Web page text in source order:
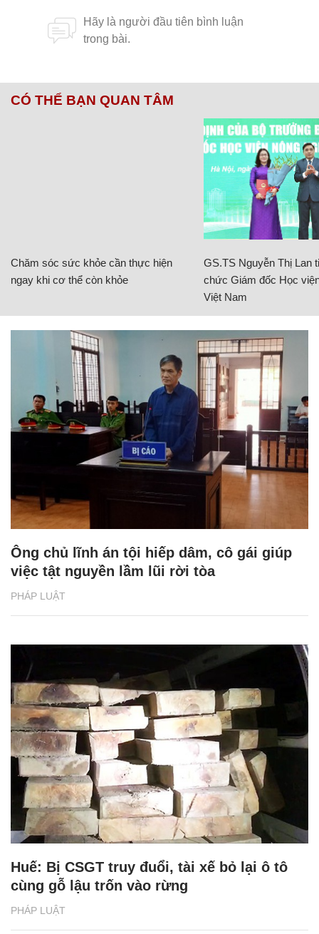
CÓ THỂ BẠN QUAN TÂM
Chăm sóc sức khỏe cần thực hiện
ngay khi cơ thể còn khỏe
GS.TS Nguyễn Thị Lan
chức Giám đốc Học
Việt Nam
PHÁP LUẬT
Ông chủ lĩnh án tội hiếp dâm, cô gái giúp
việc tật nguyền lầm lũi rời tòa
PHÁP LUẬT
Huế: Bị CSGT truy đuổi, tài xế bỏ lại ô tô
cùng gỗ lậu trốn vào rừng